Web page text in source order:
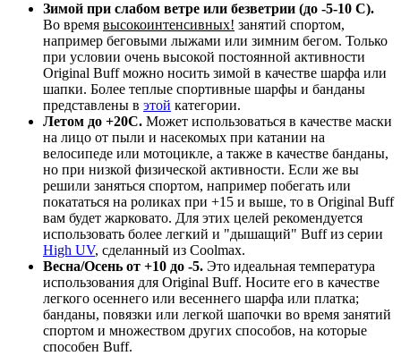
Зимой при слабом ветре или безветрии (до -5-10 С).
Во время высокоинтенсивных! занятий спортом,
например беговыми лыжами или зимним бегом. Только
при условии очень высокой постоянной активности
Original Buff можно носить зимой в качестве шарфа или
шапки. Более теплые спортивные шарфы и банданы
представлены в этой категории.
Летом до +20С. Может использоваться в качестве маски
на лицо от пыли и насекомых при катании на
велосипеде или мотоцикле, а также в качестве банданы,
но при низкой физической активности. Если же вы
решили заняться спортом, например побегать или
покататься на роликах при +15 и выше, то в Original Buff
вам будет жарковато. Для этих целей рекомендуется
использовать более легкий и "дышащий" Buff из серии
High UV, сделанный из Coolmax.
Весна/Осень от +10 до -5. Это идеальная температура
использования для Original Buff. Носите его в качестве
легкого осеннего или весеннего шарфа или платка;
банданы, повязки или легкой шапочки во время занятий
спортом и множеством других способов, на которые
способен Buff.